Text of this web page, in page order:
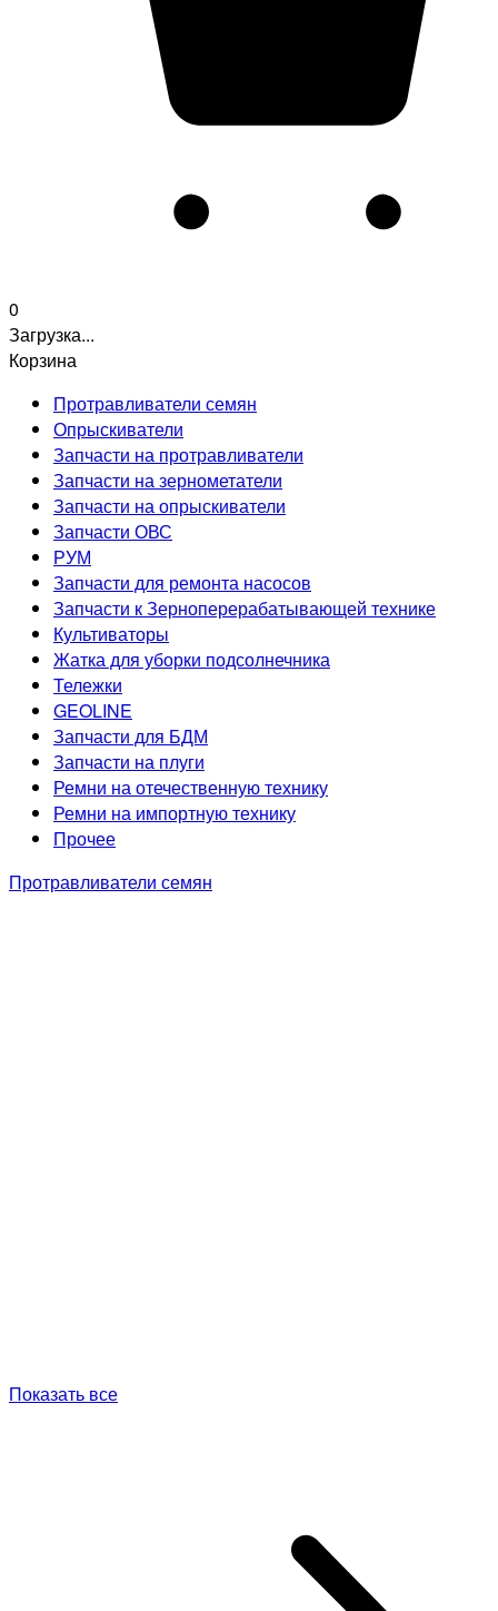
0
Загрузка...
Корзина
Протравливатели семян
Опрыскиватели
Запчасти на протравливатели
Запчасти на зернометатели
Запчасти на опрыскиватели
Запчасти ОВС
РУМ
Запчасти для ремонта насосов
Запчасти к Зерноперерабатывающей технике
Культиваторы
Жатка для уборки подсолнечника
Тележки
GEOLINE
Запчасти для БДМ
Запчасти на плуги
Ремни на отечественную технику
Ремни на импортную технику
Прочее
Протравливатели семян
Показать все